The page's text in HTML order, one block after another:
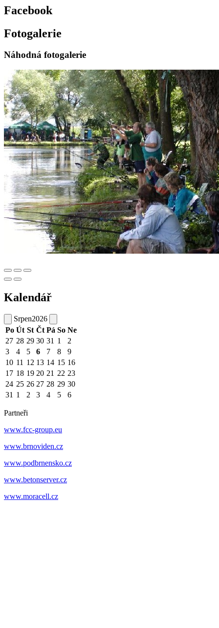
Facebook
Fotogalerie
Náhodná fotogalerie
Kalendář
Srpen2026
Po Út St Čt Pá So Ne
27 28 29 30 31 1
2
3
4 5 6 7 8
9
10 11 12 13 14 15 16
17 18 19 20 21 22 23
24 25 26 27 28 29 30
31 1 2 3 4 5 6
Partneři
www.fcc-group.eu
www.brnoviden.cz
www.podbrnensko.cz
www.betonserver.cz
www.moracell.cz